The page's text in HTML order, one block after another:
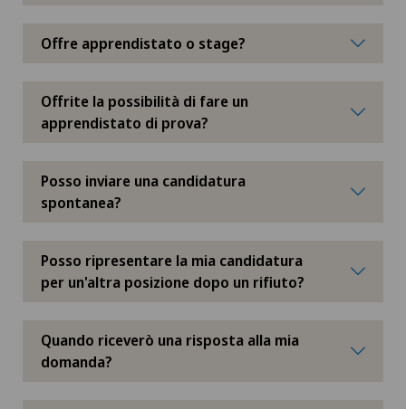
Offre apprendistato o stage?
Offrite la possibilità di fare un
apprendistato di prova?
Posso inviare una candidatura
spontanea?
Posso ripresentare la mia candidatura
per un'altra posizione dopo un rifiuto?
Quando riceverò una risposta alla mia
domanda?